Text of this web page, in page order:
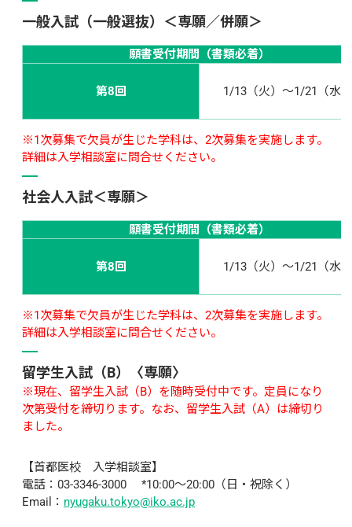
一般入試（一般選抜）＜専願／併願＞
願書受付期間（書類必着）
第8回 1/13（火）～1/21（水）
※1次募集で欠員が生じた学科は、2次募集を実施します。
詳細は入学相談室に問合せください。
社会人入試＜専願＞
願書受付期間（書類必着）
第8回 1/13（火）～1/21（水）
※1次募集で欠員が生じた学科は、2次募集を実施します。
詳細は入学相談室に問合せください。
留学生入試（B）〈専願〉
※現在、留学生入試（B）を随時受付中です。定員になり
次第受付を締切ります。なお、留学生入試（A）は締切り
ました。
【首都医校　入学相談室】
電話：03-3346-3000　 *10:00～20:00（日・祝除く）
Email： nyugaku.tokyo@iko.ac.jp